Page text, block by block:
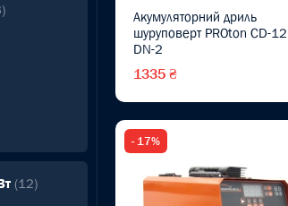
(12)
Акумуляторний дриль
шуруповерт PROton CD-12
DN-2
1335 ₴
- 17%